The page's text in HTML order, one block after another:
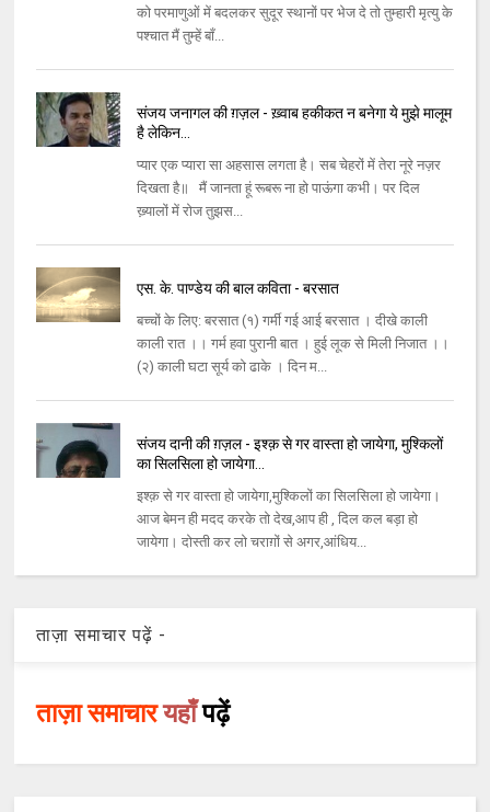
को परमाणुओं में बदलकर सुदूर स्थानों पर भेज दे तो तुम्हारी मृत्यु के
पश्चात मैं तुम्हें बाँ...
संजय जनागल की ग़ज़ल - ख़्वाब हकीकत न बनेगा ये मुझे मालूम
है लेकिन...
प्‍यार एक प्‍यारा सा अहसास लगता है। सब चेहरों में तेरा नूरे नज़र
दिखता है॥ मैं जानता हूं रूबरू ना हो पाऊंगा कभी। पर दिल
ख्‍़यालों में रोज तुझस...
एस. के. पाण्डेय की बाल कविता - बरसात
बच्चों के लिए: बरसात (१) गर्मी गई आई बरसात । दीखे काली
काली रात ।। गर्म हवा पुरानी बात । हुई लूक से मिली निजात ।।
(२) काली घटा सूर्य को ढाके । दिन म...
संजय दानी की ग़ज़ल - इश्क़ से गर वास्ता हो जायेगा, मुश्किलों
का सिलसिला हो जायेगा...
इश्क़ से गर वास्ता हो जायेगा,मुश्किलों का सिलसिला हो जायेगा।
आज बेमन ही मदद करके तो देख,आप ही , दिल कल बड़ा हो
जायेगा। दोस्ती कर लो चराग़ों से अगर,आंधिय...
ताज़ा समाचार पढ़ें -
ताज़ा समाचारयहाँपढ़ें